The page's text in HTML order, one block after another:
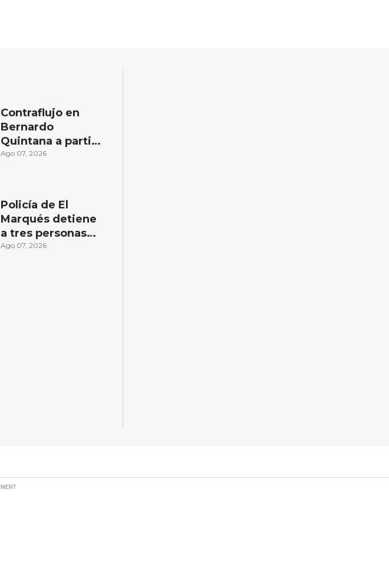
Contraflujo en
Bernardo
Quintana a partir
del sábado 8: tres
Ago 07, 2026
Policía de El
Marqués detiene
a tres personas
con distintos
Ago 07, 2026